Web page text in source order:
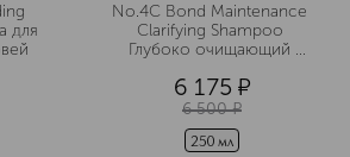
для
No.4C Bond Maintenance
Clarifying Shampoo
Глубоко очищающий
6 175 ¤
6 500 ¤
250 мл